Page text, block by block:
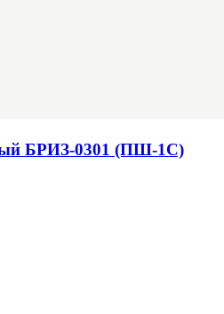
БРИЗ-0301 (ПШ-1С)